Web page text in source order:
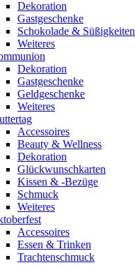
Dekoration
Gastgeschenke
Schokolade & Süßigkeiten
Weiteres
Dekoration
Gastgeschenke
Geldgeschenke
Weiteres
Accessoires
Beauty & Wellness
Dekoration
Glückwunschkarten
Kissen & -Bezüge
Schmuck
Weiteres
Accessoires
Essen & Trinken
Trachtenschmuck